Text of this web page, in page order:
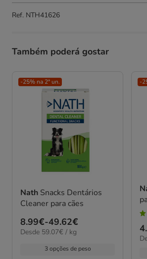
Ref. NTH41626
Também poderá gostar
-25% na 2ª un.
Nath Snacks Dentários
Cleaner para cães
Preço
de
8.99€-49.62€
59.07€
Desde 59.07€ / kg
3 opções de peso
-
5